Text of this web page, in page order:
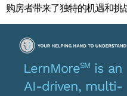
购房者带来了独特的机遇和挑
LernMoreSM is an
AI-driven, multi-